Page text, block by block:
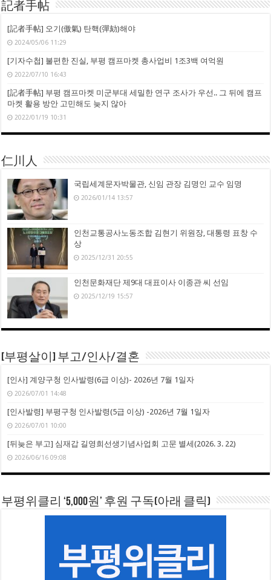
記者手帖
[記者手帖] 오기(傲氣) 탄핵(彈劾)해야
2024/05/06 11:29
[기자수첩] 불편한 진실, 부평 캠프마켓 총사업비 1조3백 여억원
2022/07/10 16:43
[記者手帖] 부평 캠프마켓 미군부대 세밀한 연구 조사가 우선.. 그 뒤에 캠프
마켓 활용 방안 고민해도 늦지 않아
2022/01/19 10:31
仁川人
국립세계문자박물관, 신임 관장 김명인 교수 임명
2026/01/14 13:57
인천교통공사노동조합 김현기 위원장, 대통령 표창 수
상
2025/12/31 20:55
인천문화재단 제9대 대표이사 이종관 씨 선임
2025/12/19 15:57
[부평살이] 부고/인사/결혼
[인사] 계양구청 인사발령(6급 이상)- 2026년 7월 1일자
2026/07/01 14:48
[인사발령] 부평구청 인사발령(5급 이상) -2026년 7월 1일자
2026/07/01 10:00
[뒤늦은 부고] 심재갑 길영희선생기념사업회 고문 별세(2026. 3. 22)
2026/06/16 09:08
부평위클리 ‘5,000원’ 후원 구독(아래 클릭)